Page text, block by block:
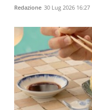
Redazione 30 Lug 2026 16:27